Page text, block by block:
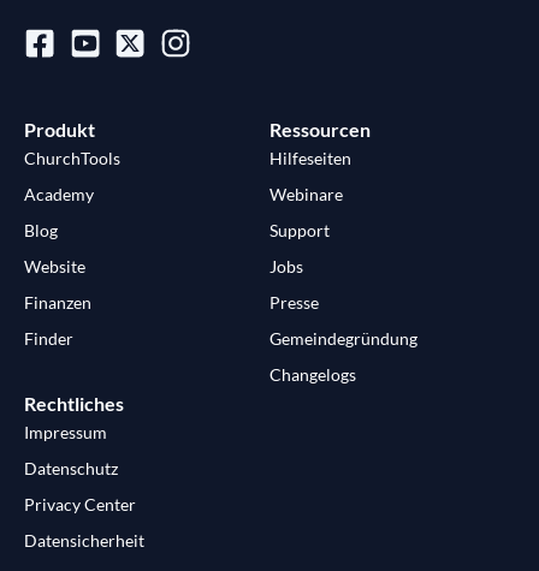
Produkt
ChurchTools
Academy
Blog
Website
Finanzen
Finder
Ressourcen
Hilfeseiten
Webinare
Support
Jobs
Presse
Gemeindegründung
Changelogs
Rechtliches
Impressum
Datenschutz
Privacy Center
Datensicherheit